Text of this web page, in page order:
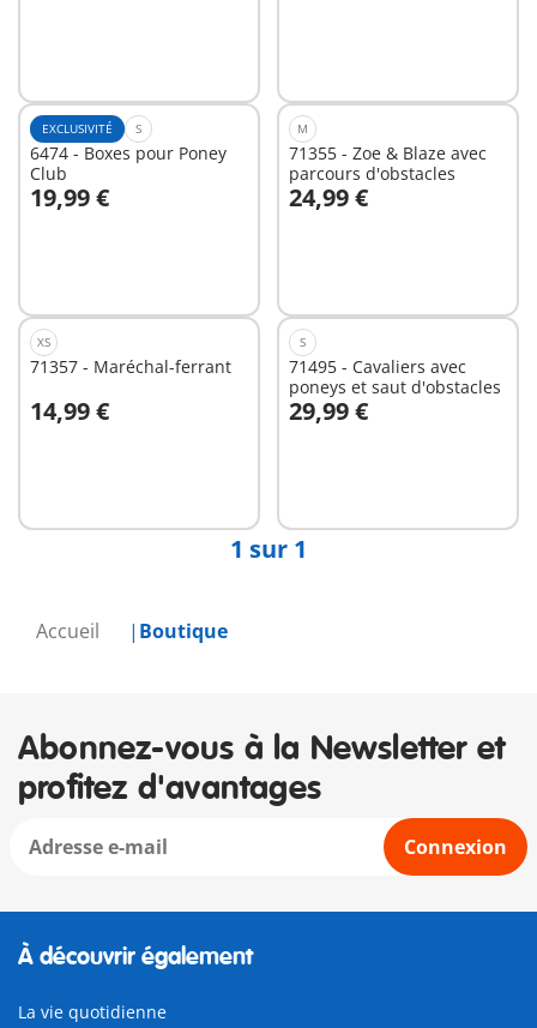
Accueil Boutique
EXCLUSIVITÉ S
6474 - Boxes pour Poney
Club
19,99 €
Au panier
M
71355 - Zoe & Blaze avec
parcours d'obstacles
24,99 €
Au panier
XS
71357 - Maréchal-ferrant
14,99 €
Au panier
S
71495 - Cavaliers avec
poneys et saut d'obstacles
29,99 €
Au panier
1 sur 1
Abonnez-vous à la Newsletter et
profitez d'avantages
Connexion
À découvrir également
La vie quotidienne